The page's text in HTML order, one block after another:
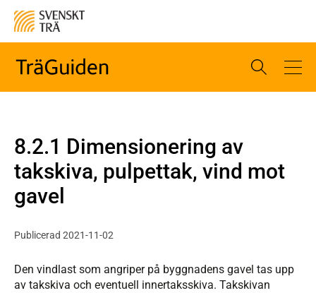
8.2.1 Dimensionering av
takskiva, pulpettak, vind mot
gavel
Publicerad 2021-11-02
Den vindlast som angriper på byggnadens gavel tas upp
av takskiva och eventuell innertaksskiva. Takskivan